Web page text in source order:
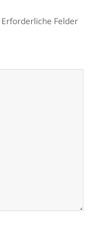
Erforderliche Felder